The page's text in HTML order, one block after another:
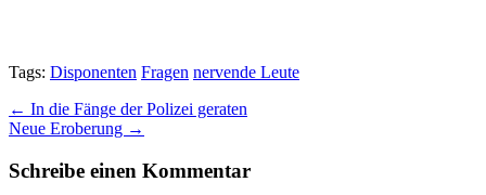
Tags: Disponenten Fragen nervende Leute
Post
navigation
← In die Fänge der Polizei geraten
Neue Eroberung →
Schreibe einen Kommentar